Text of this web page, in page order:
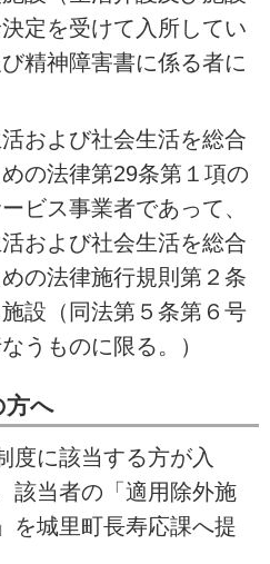
定を受けて入所してい
精神障害書に係る者に
および社会生活を総合
の法律第29条第１項の
ビス事業者であって、
および社会生活を総合
の法律施行規則第２条
設（同法第５条第６号
うものに限る。）
方へ
度に該当する方が入
該当者の「適用除外施
を城里町長寿応課へ提